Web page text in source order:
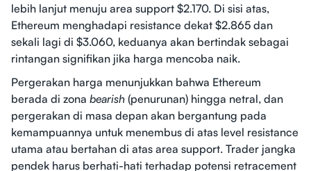
lebih lanjut menuju area support $2.170. Di sisi atas,
Ethereum menghadapi resistance dekat $2.865 dan
sekali lagi di $3.060, keduanya akan bertindak sebagai
rintangan signifikan jika harga mencoba naik.
Pergerakan harga menunjukkan bahwa Ethereum
berada di zona bearish (penurunan) hingga netral, dan
pergerakan di masa depan akan bergantung pada
kemampuannya untuk menembus di atas level resistance
utama atau bertahan di atas area support. Trader jangka
pendek harus berhati-hati terhadap potensi retracement